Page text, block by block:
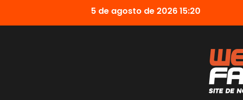
5 de agosto de 2026 15:20